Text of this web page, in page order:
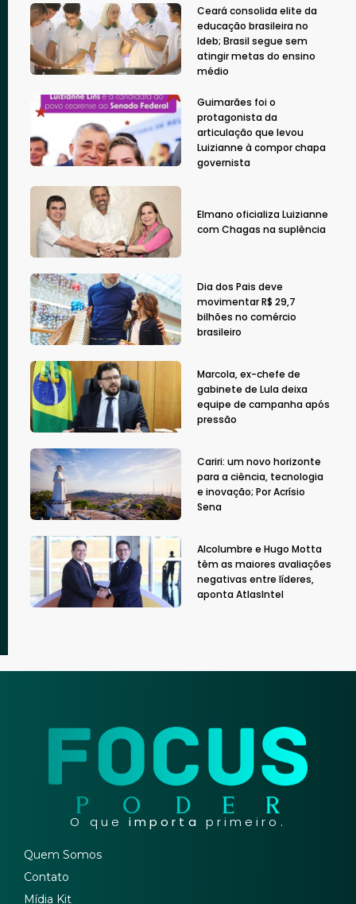
Ceará consolida elite da
educação brasileira no
Ideb; Brasil segue sem
atingir metas do ensino
médio
Guimarães foi o
protagonista da
articulação que levou
Luizianne à compor chapa
governista
Elmano oficializa Luizianne
com Chagas na suplência
Dia dos Pais deve
movimentar R$ 29,7
bilhões no comércio
brasileiro
Marcola, ex-chefe de
gabinete de Lula deixa
equipe de campanha após
pressão
Cariri: um novo horizonte
para a ciência, tecnologia
e inovação; Por Acrísio
Sena
Alcolumbre e Hugo Motta
têm as maiores avaliações
negativas entre líderes,
aponta AtlasIntel
O que importa primeiro.
Quem Somos
Contato
Mídia Kit